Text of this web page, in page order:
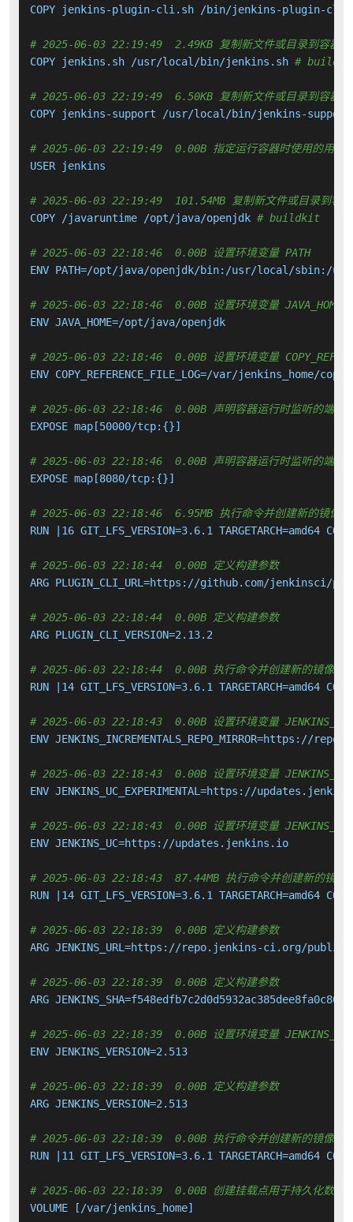
COPY jenkins-plugin-cli.sh /bin/jenkins-plugin-cli
# 2025-06-03 22:19:49  2.49KB 复制新文件或目录到容器中
COPY jenkins.sh /usr/local/bin/jenkins.sh #
# 2025-06-03 22:19:49  6.50KB 复制新文件或目录到容器中
COPY jenkins-support /usr/local/bin/jenkins-
# 2025-06-03 22:19:49  0.00B 指定运行容器时使用的用户
USER jenkins
# 2025-06-03 22:19:49  101.54MB 复制新文件或目录到容
COPY /javaruntime /opt/java/openjdk # buildkit
# 2025-06-03 22:18:46  0.00B 设置环境变量 PATH
ENV PATH=/opt/java/openjdk/bin:/usr/local/
# 2025-06-03 22:18:46  0.00B 设置环境变量 JAVA_HOME
ENV JAVA_HOME=/opt/java/openjdk
# 2025-06-03 22:18:46  0.00B 设置环境变量
ENV COPY_REFERENCE_FILE_LOG=/var/jenkins_home/
# 2025-06-03 22:18:46  0.00B 声明容器运行时监听的端口
EXPOSE map[50000/tcp:{}]
# 2025-06-03 22:18:46  0.00B 声明容器运行时监听的端口
EXPOSE map[8080/tcp:{}]
# 2025-06-03 22:18:46  6.95MB 执行命令并创建新的镜像层
RUN |16 GIT_LFS_VERSION=3.6.1
# 2025-06-03 22:18:44  0.00B 定义构建参数
ARG PLUGIN_CLI_URL=https://github.com/
# 2025-06-03 22:18:44  0.00B 定义构建参数
ARG PLUGIN_CLI_VERSION=2.13.2
# 2025-06-03 22:18:44  0.00B 执行命令并创建新的镜像层
RUN |14 GIT_LFS_VERSION=3.6.1
# 2025-06-03 22:18:43  0.00B 设置环境变量
ENV JENKINS_INCREMENTALS_REPO_MIRROR=https://
# 2025-06-03 22:18:43  0.00B 设置环境变量
ENV JENKINS_UC_EXPERIMENTAL=https://
# 2025-06-03 22:18:43  0.00B 设置环境变量 JENKINS_UC
ENV JENKINS_UC=https://updates.jenkins.io
# 2025-06-03 22:18:43  87.44MB 执行命令并创建新的镜像
RUN |14 GIT_LFS_VERSION=3.6.1
# 2025-06-03 22:18:39  0.00B 定义构建参数
ARG JENKINS_URL=https://repo.jenkins-ci.org/
# 2025-06-03 22:18:39  0.00B 定义构建参数
ARG
# 2025-06-03 22:18:39  0.00B 设置环境变量
ENV JENKINS_VERSION=2.513
# 2025-06-03 22:18:39  0.00B 定义构建参数
ARG JENKINS_VERSION=2.513
# 2025-06-03 22:18:39  0.00B 执行命令并创建新的镜像层
RUN |11 GIT_LFS_VERSION=3.6.1
# 2025-06-03 22:18:39  0.00B 创建挂载点用于持久化数据
VOLUME [/var/jenkins_home]